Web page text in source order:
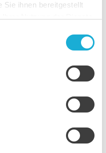
Sie ihnen bereitgestellt